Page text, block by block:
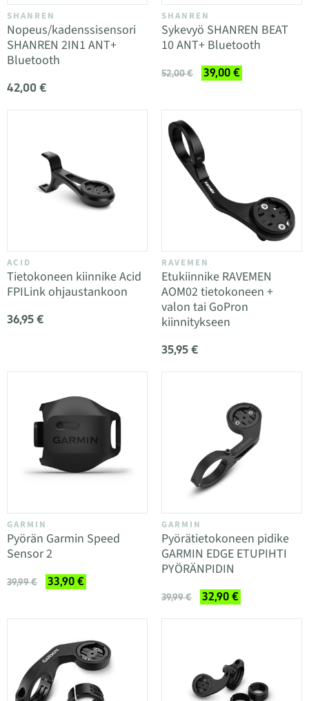
SHANREN
Nopeus/kadenssisensori
SHANREN 2IN1 ANT+
Bluetooth
42,00 €
SHANREN
Sykevyö SHANREN BEAT
10 ANT+ Bluetooth
52,00 € 39,00 €
ACID
Tietokoneen kiinnike Acid
FPILink ohjaustankoon
36,95 €
RAVEMEN
Etukiinnike RAVEMEN
AOM02 tietokoneen +
valon tai GoPron
kiinnitykseen
35,95 €
GARMIN
Pyörän Garmin Speed
Sensor 2
39,99 € 33,90 €
GARMIN
Pyörätietokoneen pidike
GARMIN EDGE ETUPIHTI
PYÖRÄNPIDIN
39,99 € 32,90 €